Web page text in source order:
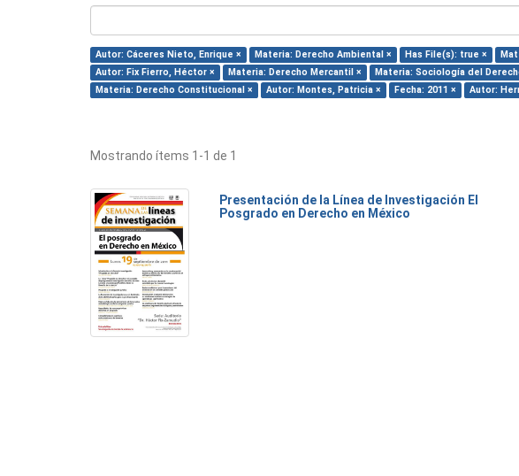
Autor: Cáceres Nieto, Enrique × Materia: Derecho Ambiental × Has File(s): true ×
Autor: Fix Fierro, Héctor ×
Materia: Derecho Mercantil × Materia: Sociología del
Materia: Derecho Constitucional ×
Autor: Montes, Patricia × Fecha: 2011 × Autor:
Mostrando ítems 1-1 de 1
Presentación de la Línea de Investigación El
Posgrado en Derecho en México